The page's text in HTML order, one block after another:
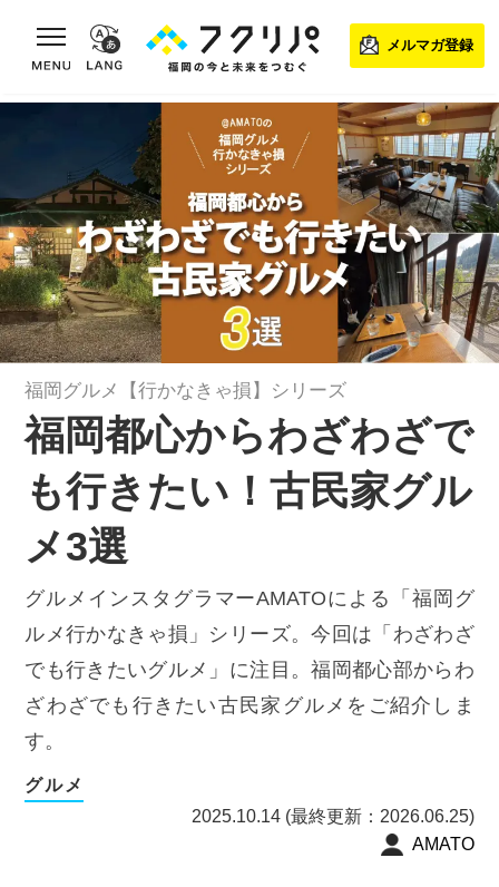
toggle navigation
メルマガ登録
福岡グルメ【行かなきゃ損】シリーズ
福岡都心からわざわざで
も行きたい！古民家グル
メ3選
グルメインスタグラマーAMATOによる「福岡グ
ルメ行かなきゃ損」シリーズ。今回は「わざわざ
でも行きたいグルメ」に注目。福岡都心部からわ
ざわざでも行きたい古民家グルメをご紹介しま
す。
グルメ
2025.10.14 (最終更新：2026.06.25)
AMATO